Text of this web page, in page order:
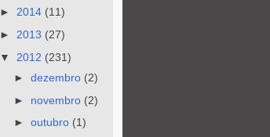
►2014 (11)
► 2013 (27)
▼ 2012 (231)
► dezembro (2)
► novembro (2)
► outubro (1)